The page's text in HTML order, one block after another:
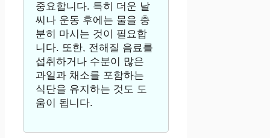
중요합니다. 특히 더운 날
씨나 운동 후에는 물을 충
분히 마시는 것이 필요합
니다. 또한, 전해질 음료를
섭취하거나 수분이 많은
과일과 채소를 포함하는
식단을 유지하는 것도 도
움이 됩니다.